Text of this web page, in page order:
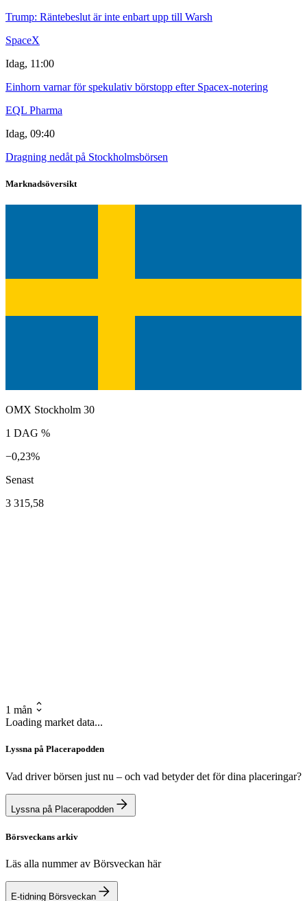
Trump: Räntebeslut är inte enbart upp till Warsh
SpaceX
Idag, 11:00
Einhorn varnar för spekulativ börstopp efter Spacex-notering
EQL Pharma
Idag, 09:40
Dragning nedåt på Stockholmsbörsen
Marknadsöversikt
OMX Stockholm 30
1 DAG %
−0,23%
Senast
3 315,58
1 mån
Loading market data...
Lyssna på Placerapodden
Vad driver börsen just nu – och vad betyder det för dina placeringar?
Lyssna på Placerapodden
Börsveckans arkiv
Läs alla nummer av Börsveckan här
E-tidning Börsveckan